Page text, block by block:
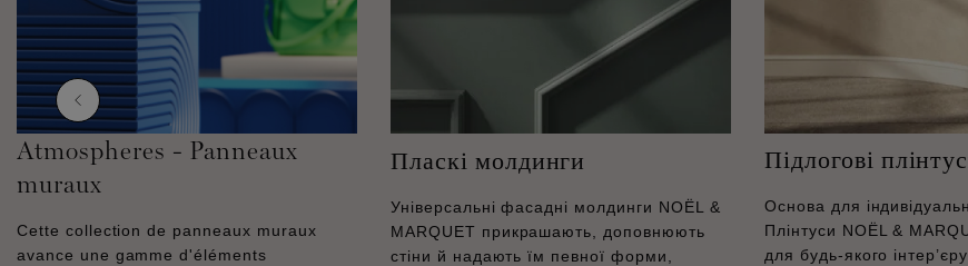
Atmospheres - Panneaux
muraux
Cette collection de panneaux muraux
avance une gamme d'éléments
Пласкі молдинги
Універсальні фасадні молдинги NOËL &
MARQUET прикрашають, доповнюють
стіни й надають їм певної форми,
Підлогові
Основа для
Плінтуси NOËL &
для будь-якого